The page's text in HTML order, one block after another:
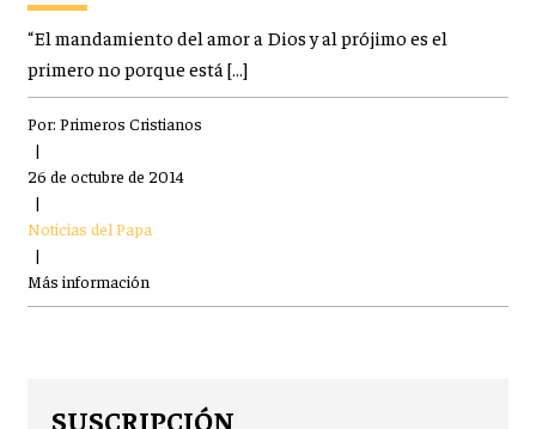
“El mandamiento del amor a Dios y al prójimo es el
primero no porque está […]
Por: Primeros Cristianos
|
26 de octubre de 2014
|
Noticias del Papa
|
Más información
SUSCRIPCIÓN